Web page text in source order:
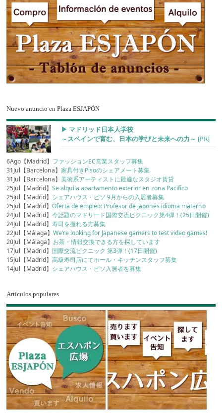
Nuevo anuncio en Plaza ESJAPÓN
▶︎ マドリッド日本人学校
～スペインで育む、日本の学びと未来への力～ [PR]
6Ago【Madrid】 ファッションEC営業スタッフ募集
31Jul【Barcelona】家具付きPisoのシェアメート募集
31Jul【Barcelona】美術系アーティストに最適なスタジオ賃貸
25Jul【Madrid】Se alquila apartamento exterior en zona Pacifico
25Jul【Madrid】 シェアハウス・ピソ 9月からの入居者募集
25Jul【Madrid】Oferta de empleo: Profesor de japonés idioma materno
24Jul【Madrid】今話題のマドリード国際交流ピクニック第4弾！(25日開催)
24Jul【Madrid】寿司を握れる方募集
22Jul【Málaga】We’re looking for Japanese gamers to test video games!
20Jul【Málaga】 お茶・情報交換できる方を探しています
17Jul【Madrid】 国際交流ピクニック 第3弾！(17日開催)
15Jul【Madrid】高級寿司店にてホール・キッチンスタッフ募集
14Jul【Madrid】 シェアハウス・ピソ入居者を募集
Artículos populares